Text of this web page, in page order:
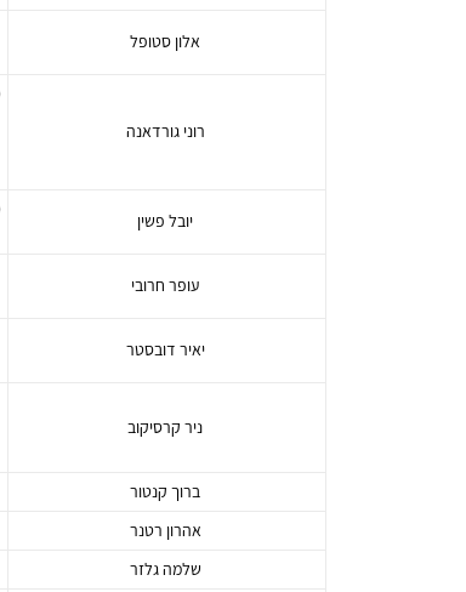
אלון סטופל
רוני גורדאנה
יובל פשין
עופר חרובי
יאיר דובסטר
ניר קרסיקוב
ברוך קנטור
אהרון רטנר
שלמה גלזר